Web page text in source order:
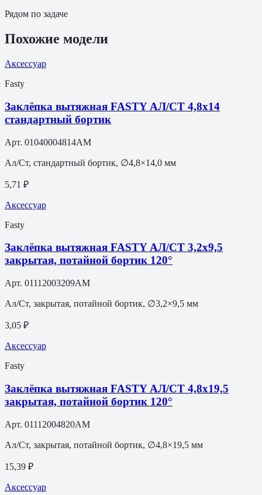
Рядом по задаче
Похожие модели
Аксессуар
Fasty
Заклёпка вытяжная FASTY АЛ/СТ 4,8х14
стандартный бортик
Арт. 01040004814AM
Ал/Ст, стандартный бортик, ∅4,8×14,0 мм
5,71 ₽
Аксессуар
Fasty
Заклёпка вытяжная FASTY АЛ/СТ 3,2х9,5
закрытая, потайной бортик 120°
Арт. 01112003209AM
Ал/Ст, закрытая, потайной бортик, ∅3,2×9,5 мм
3,05 ₽
Аксессуар
Fasty
Заклёпка вытяжная FASTY АЛ/СТ 4,8х19,5
закрытая, потайной бортик 120°
Арт. 01112004820AM
Ал/Ст, закрытая, потайной бортик, ∅4,8×19,5 мм
15,39 ₽
Аксессуар